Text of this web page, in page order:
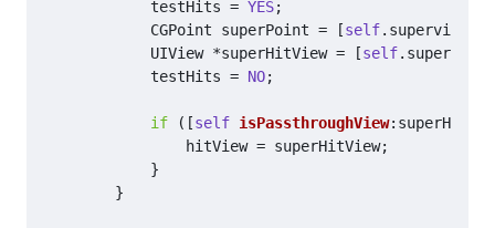
testHits = YES;
CGPoint
superPoint = [self. superview
UIView *superHitView = [self. superview
testHits = NO;
if ([self isPassthroughView:
hitView = superHitView;
}
}